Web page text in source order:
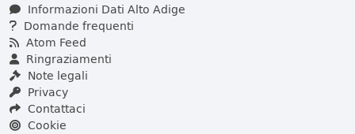
Informazioni Dati Alto Adige
Domande frequenti
Atom Feed
Ringraziamenti
Note legali
Privacy
Contattaci
Cookie